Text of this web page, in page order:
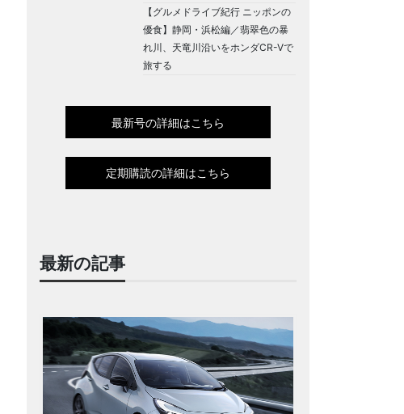
【グルメドライブ紀行 ニッポンの
優食】静岡・浜松編／翡翠色の暴
れ川、天竜川沿いをホンダCR-Vで
旅する
最新号の詳細はこちら
定期購読の詳細はこちら
最新の記事